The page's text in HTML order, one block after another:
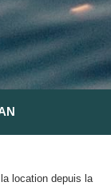
location depuis la